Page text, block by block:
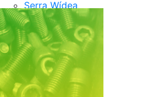
Serra Wídea
Serras
Talhadeira
Tesouras
Fixadores
Fixadores
Abraçadeiras